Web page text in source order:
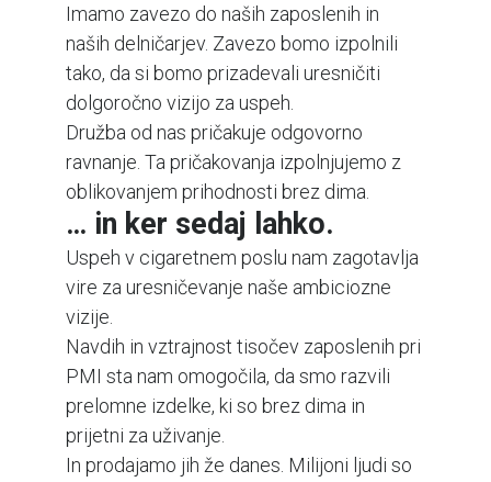
Imamo zavezo do naših zaposlenih in
naših delničarjev. Zavezo bomo izpolnili
tako, da si bomo prizadevali uresničiti
dolgoročno vizijo za uspeh.
Družba od nas pričakuje odgovorno
ravnanje. Ta pričakovanja izpolnjujemo z
oblikovanjem prihodnosti brez dima.
… in ker sedaj lahko.
Uspeh v cigaretnem poslu nam zagotavlja
vire za uresničevanje naše ambiciozne
vizije.
Navdih in vztrajnost tisočev zaposlenih pri
PMI sta nam omogočila, da smo razvili
prelomne izdelke, ki so brez dima in
prijetni za uživanje.
In prodajamo jih že danes. Milijoni ljudi so